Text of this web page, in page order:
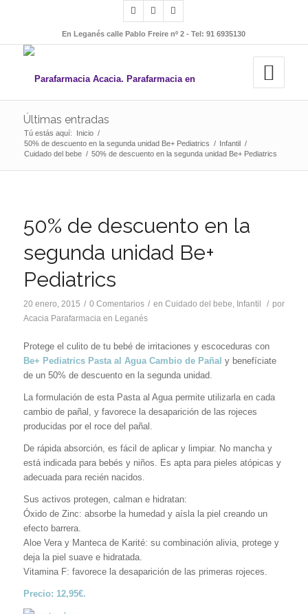
En Leganés calle Pablo Freire nº 2 - Tel: 91 6935130
Últimas entradas
Tú estás aquí: Inicio /
50% de descuento en la segunda unidad Be+ Pediatrics / Infantil /
Cuidado del bebe / 50% de descuento en la segunda unidad Be+ Pediatrics
50% de descuento en la
segunda unidad Be+
Pediatrics
20 enero, 2015 / 0 Comentarios / en Cuidado del bebe, Infantil / por
Acacia Parafarmacia en Leganés
Protege el culito de tu bebé de irritaciones y escoceduras con
Be+ Pediatrics Pasta al Agua Cambio de Pañal y benefíciate
de un 50% de descuento en la segunda unidad.
La formulación de esta Pasta al Agua permite utilizarla en cada
cambio de pañal, y favorece la desaparición de las rojeces
producidas por el roce del pañal.
De rápida absorción, es fácil de aplicar y limpiar. No mancha y
está indicada para bebés y niños. Es apta para pieles atópicas y
adecuada para recién nacidos.
Sus activos protegen, calman e hidratan:
Óxido de Zinc: absorbe la humedad y aísla la piel creando un
efecto barrera.
Aloe Vera y Manteca de Karité: su combinación alivia, protege y
deja la piel suave e hidratada.
Vitamina F: favorece la desaparición de las primeras rojeces.
Precio: 12,95€.